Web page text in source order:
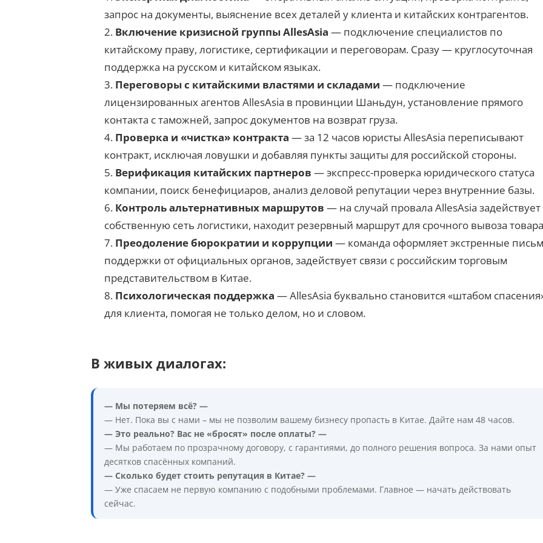
запрос на документы, выяснение всех деталей у клиента и китайских контрагентов.
Включение кризисной группы AllesAsia — подключение специалистов по
китайскому праву, логистике, сертификации и переговорам. Сразу — круглосуточная
поддержка на русском и китайском языках.
Переговоры с китайскими властями и складами — подключение
лицензированных агентов AllesAsia в провинции Шаньдун, установление прямого
контакта с таможней, запрос документов на возврат груза.
Проверка и «чистка» контракта — за 12 часов юристы AllesAsia переписывают
контракт, исключая ловушки и добавляя пункты защиты для российской стороны.
Верификация китайских партнеров — экспресс-проверка юридического статуса
компании, поиск бенефициаров, анализ деловой репутации через внутренние базы.
Контроль альтернативных маршрутов — на случай провала AllesAsia задействует
собственную сеть логистики, находит резервный маршрут для срочного вывоза
Преодоление бюрократии и коррупции — команда оформляет экстренные
поддержки от официальных органов, задействует связи с российским торговым
представительством в Китае.
Психологическая поддержка — AllesAsia буквально становится «штабом
для клиента, помогая не только делом, но и словом.
В живых диалогах:
— Мы потеряем всё? —
— Нет. Пока вы с нами – мы не позволим вашему бизнесу пропасть в Китае. Дайте нам 48 часов.
— Это реально? Вас не «бросят» после оплаты? —
— Мы работаем по прозрачному договору, с гарантиями, до полного решения вопроса. За нами опыт
десятков спасённых компаний.
— Сколько будет стоить репутация в Китае? —
— Уже спасаем не первую компанию с подобными проблемами. Главное — начать действовать
сейчас.